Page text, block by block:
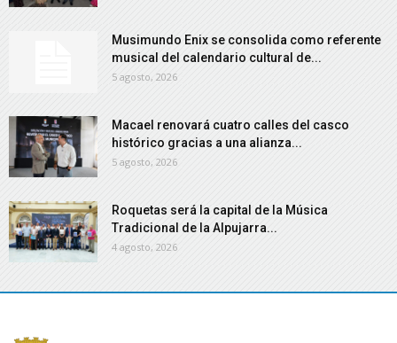
Musimundo Enix se consolida como referente
musical del calendario cultural de...
5 agosto, 2026
Macael renovará cuatro calles del casco
histórico gracias a una alianza...
5 agosto, 2026
Roquetas será la capital de la Música
Tradicional de la Alpujarra...
4 agosto, 2026